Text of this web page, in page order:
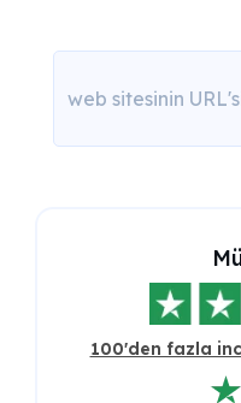
100'den fazla